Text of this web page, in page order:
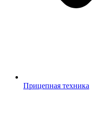
Прицепная техника